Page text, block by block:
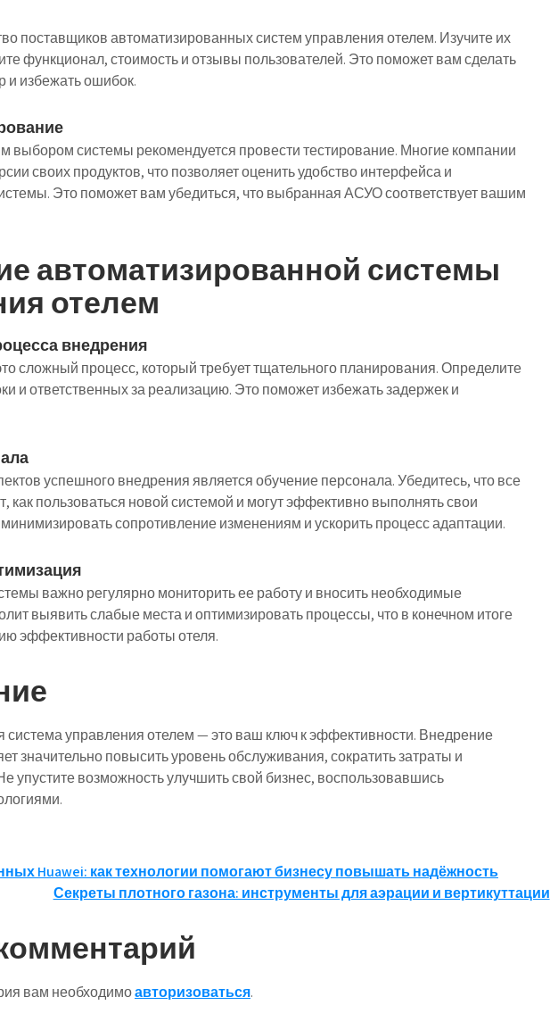
поставщиков автоматизированных систем управления отелем. Изучите их
функционал, стоимость и отзывы пользователей. Это поможет вам сделать
избежать ошибок.
выбором системы рекомендуется провести тестирование. Многие компании
своих продуктов, что позволяет оценить удобство интерфейса и
Это поможет вам убедиться, что выбранная АСУО соответствует вашим
автоматизированной системы
отелем
внедрения
сложный процесс, который требует тщательного планирования. Определите
и ответственных за реализацию. Это поможет избежать задержек и
успешного внедрения является обучение персонала. Убедитесь, что все
как пользоваться новой системой и могут эффективно выполнять свои
сопротивление изменениям и ускорить процесс адаптации.
важно регулярно мониторить ее работу и вносить необходимые
выявить слабые места и оптимизировать процессы, что в конечном итоге
эффективности работы отеля.
система управления отелем — это ваш ключ к эффективности. Внедрение
значительно повысить уровень обслуживания, сократить затраты и
упустите возможность улучшить свой бизнес, воспользовавшись
Huawei: как технологии помогают бизнесу повышать надёжность
Секреты плотного газона: инструменты для аэрации и вертикуттации
вам необходимоавторизоваться.